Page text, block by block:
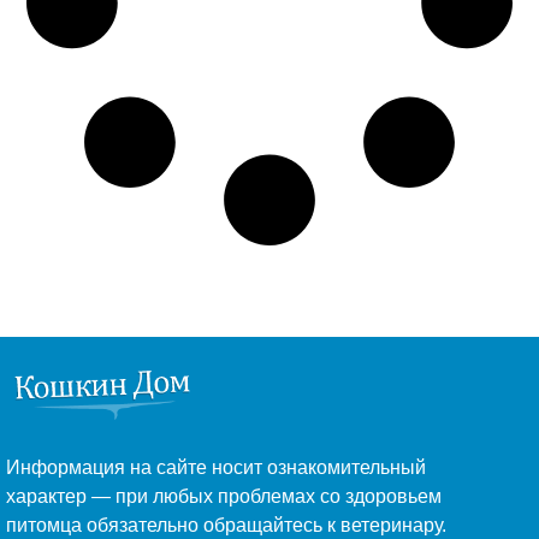
Информация на сайте носит ознакомительный
характер — при любых проблемах со здоровьем
питомца обязательно обращайтесь к ветеринару.